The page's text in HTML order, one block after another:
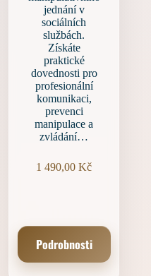
jednání v
sociálních
službách.
Získáte
praktické
dovednosti pro
profesionální
komunikaci,
prevenci
manipulace a
zvládání…
1 490,00Kč
Podrobnosti